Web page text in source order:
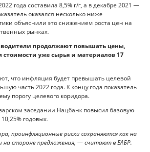
года составила 8,5% г/г, а в декабре 2021 —
оказался несколько ниже
объяснили это снижением роста цен на
рынках.
продолжают повышать цены,
стоимости уже сырья и материалов 17
что инфляция будет превышать целевой
часть 2022 года. К концу года показатель
порогу целевого коридора.
заседании Нацбанк повысил базовую
годовых.
проинфляционные риски сохраняются как на
на стороне предложения, — считают в ЕАБР.